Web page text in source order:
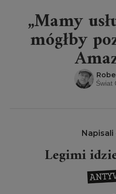
„Mamy
mógłby
Świat
Napisali
Legimi